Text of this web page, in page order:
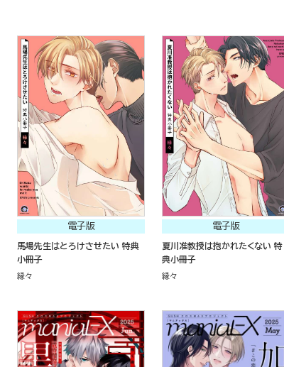
電子版
馬場先生はとろけさせたい 特典
小冊子
縁々
電子版
夏川准教授は抱かれたくない 特
典小冊子
縁々